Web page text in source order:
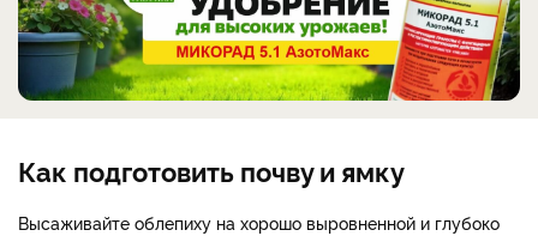
Как подготовить почву и ямку
Высаживайте облепиху на хорошо выровненной и глубоко